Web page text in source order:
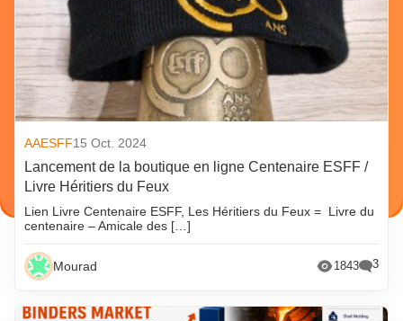
AAESFF15 Oct. 2024
Lancement de la boutique en ligne Centenaire ESFF /
Livre Héritiers du Feux
Lien Livre Centenaire ESFF, Les Héritiers du Feux = Livre du
centenaire – Amicale des […]
Mourad 1843 3